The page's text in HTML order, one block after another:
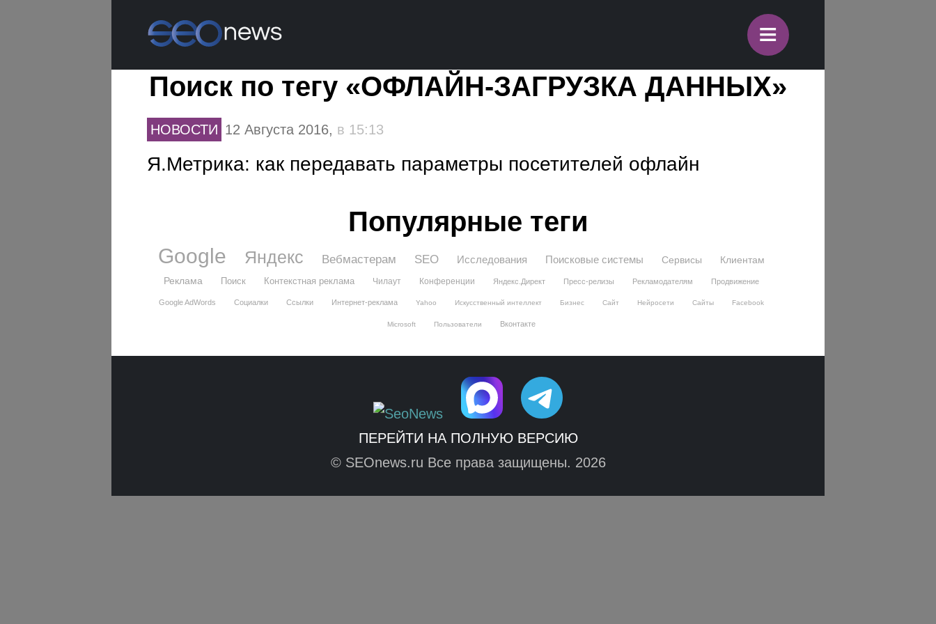
≡
Поиск по тегу «ОФЛАЙН-ЗАГРУЗКА ДАННЫХ»
НОВОСТИ 12 Августа 2016, в 15:13
Я.Метрика: как передавать параметры посетителей офлайн
Популярные теги
Google Яндекс Вебмастерам SEO Исследования Поисковые системы Сервисы
Клиентам
Реклама
Поиск Контекстная реклама Чилаут Конференции Яндекс.Директ Пресс-релизы Рекламодателям Продвижение
Google AdWords Социалки Ссылки Интернет-реклама Yahoo Искусственный интеллект Бизнес Сайт Нейросети Сайты Facebook
Microsoft Пользователи Вконтакте
ПЕРЕЙТИ НА ПОЛНУЮ ВЕРСИЮ
© SEOnews.ru Все права защищены. 2026